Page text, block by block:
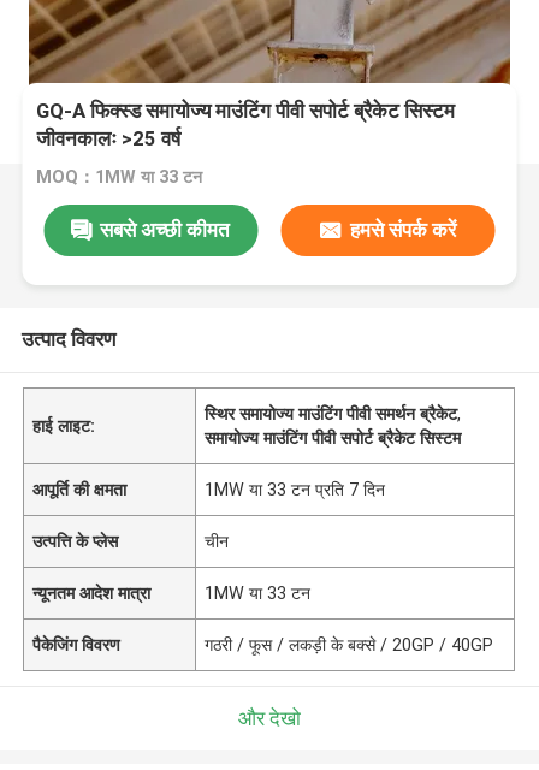
GQ-A फिक्स्ड समायोज्य माउंटिंग पीवी सपोर्ट ब्रैकेट सिस्टम
जीवनकालः >25 वर्ष
MOQ：1MW या 33 टन
सबसे अच्छी कीमत हमसे संपर्क करें
उत्पाद विवरण
हाई लाइट:
स्थिर समायोज्य माउंटिंग पीवी समर्थन ब्रैकेट,
समायोज्य माउंटिंग पीवी सपोर्ट ब्रैकेट सिस्टम
आपूर्ति की क्षमता 1MW या 33 टन प्रति 7 दिन
उत्पत्ति के प्लेस चीन
न्यूनतम आदेश मात्रा 1MW या 33 टन
पैकेजिंग विवरण गठरी / फूस / लकड़ी के बक्से / 20GP / 40GP
और देखो